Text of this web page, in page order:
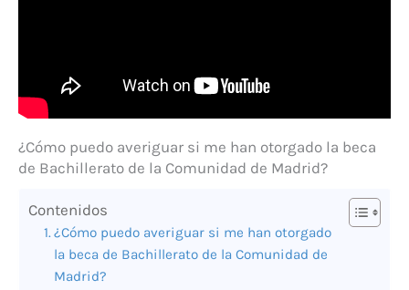
¿Cómo puedo averiguar si me han otorgado la beca
de Bachillerato de la Comunidad de Madrid?
Contenidos
¿Cómo puedo averiguar si me han otorgado
la beca de Bachillerato de la Comunidad de
Madrid?